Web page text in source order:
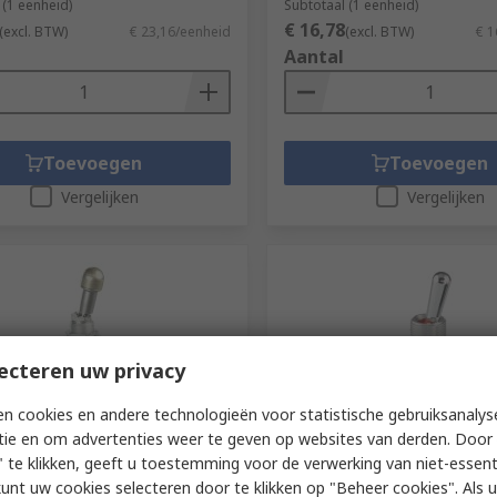
eenheid)
(excl. BTW) € 23,16/eenheid
Toevoegen
Vergelijken
Subtotaal (1 eenheid)
€ 16,78(excl. BTW) €
Aantal
Toevoegen
Vergelijken
niet op voorraad
Toggle Switch, Bushing
Momenteel niet
Honeywell Toggle Switch,
uw privacy
cookies en andere technologieën voor statistische
en om advertenties weer te geven op websites van derden. Door
te klikken, geeft u toestemming voor de verwerking van niet-
uw cookies selecteren door te klikken op "Beheer cookies". Als